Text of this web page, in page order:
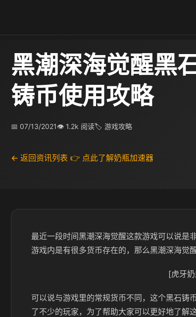
黑潮深海觉醒黑
铸币使用攻略
📅 07/13/2021👁 1.2k 阅读🏷 游戏攻略
← 返回资讯列表 👉 点此了解奶瓶加速器
最近一段时间黑潮深海觉醒这款游戏可以说是
游戏内是有很多货币存在的，那么黑潮深海觉
[虎牙
可以说与游戏里的常规货币不同，这个黑石铸
了不少的玩家，为了帮助大家可以更好地了解